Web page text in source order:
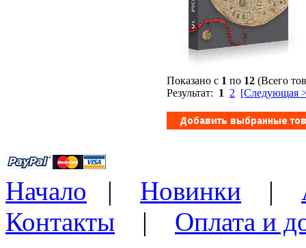
Показано с 1 по 12 (Всего
Результат: 1 2 [Следующая
Начало | Новинки |
Контакты | Оплата и